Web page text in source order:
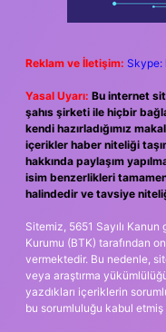
Reklam ve İletişim: Skype:
Yasal Uyarı: Bu internet
şahıs şirketi ile hiçbir
kendi hazırladığımız
içerikler haber niteliği
hakkında paylaşım
isim benzerlikleri
halindedir ve tavsiye
Sitemiz, 5651 Sayılı
Kurumu (BTK) tarafından
vermektedir. Bu nedenle,
veya araştırma
yazdıkları içeriklerin
bu sorumluluğu kabul etmiş